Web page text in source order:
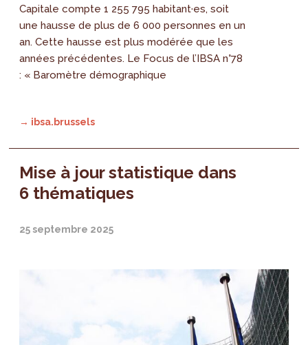
Capitale compte 1 255 795 habitant·es, soit
une hausse de plus de 6 000 personnes en un
an. Cette hausse est plus modérée que les
années précédentes. Le Focus de l’IBSA n°78
: « Baromètre démographique
→ ibsa.brussels
Mise à jour statistique dans
6 thématiques
25 septembre 2025